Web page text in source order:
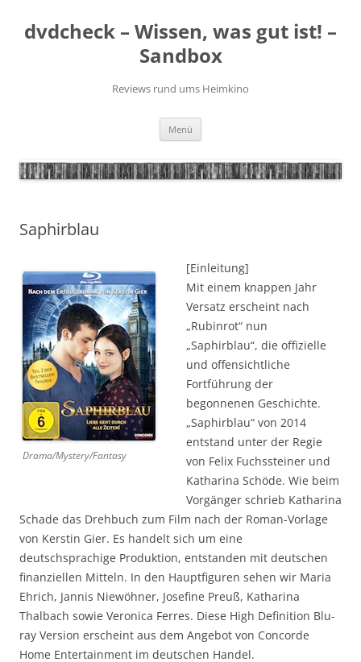
springen
dvdcheck – Wissen, was gut ist! –
Sandbox
Reviews rund ums Heimkino
Menü
Saphirblau
Drama/Mystery/Fantasy
[Einleitung]
Mit einem knappen Jahr
Versatz erscheint nach
„Rubinrot“ nun
„Saphirblau“, die offizielle
und offensichtliche
Fortführung der
begonnenen Geschichte.
„Saphirblau“ von 2014
entstand unter der Regie
von Felix Fuchssteiner und
Katharina Schöde. Wie beim
Vorgänger schrieb Katharina
Schade das Drehbuch zum Film nach der Roman-Vorlage
von Kerstin Gier. Es handelt sich um eine
deutschsprachige Produktion, entstanden mit deutschen
finanziellen Mitteln. In den Hauptfiguren sehen wir Maria
Ehrich, Jannis Niewöhner, Josefine Preuß, Katharina
Thalbach sowie Veronica Ferres. Diese High Definition Blu-
ray Version erscheint aus dem Angebot von Concorde
Home Entertainment im deutschen Handel.